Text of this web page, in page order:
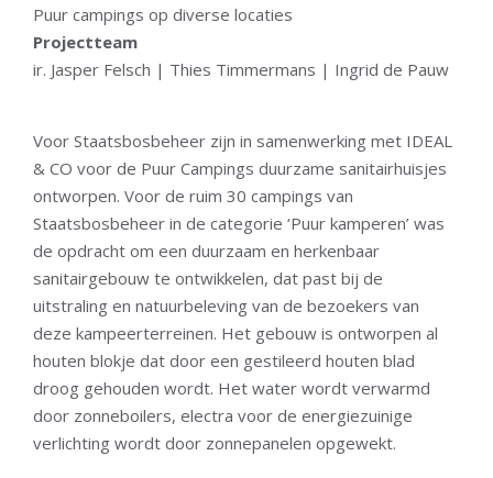
Puur campings op diverse locaties
Projectteam
ir. Jasper Felsch | Thies Timmermans | Ingrid de Pauw
Voor Staatsbosbeheer zijn in samenwerking met IDEAL
& CO voor de Puur Campings duurzame sanitairhuisjes
ontworpen. Voor de ruim 30 campings van
Staatsbosbeheer in de categorie ‘Puur kamperen’ was
de opdracht om een duurzaam en herkenbaar
sanitairgebouw te ontwikkelen, dat past bij de
uitstraling en natuurbeleving van de bezoekers van
deze kampeerterreinen. Het gebouw is ontworpen al
houten blokje dat door een gestileerd houten blad
droog gehouden wordt. Het water wordt verwarmd
door zonneboilers, electra voor de energiezuinige
verlichting wordt door zonnepanelen opgewekt.